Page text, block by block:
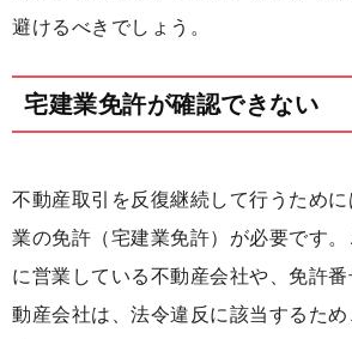
避けるべきでしょう。
宅建業免許が確認できない
不動産取引を反復継続して行うために
業の免許（宅建業免許）が必要です
に営業している不動産会社や、免許
動産会社は、法令違反に該当するた